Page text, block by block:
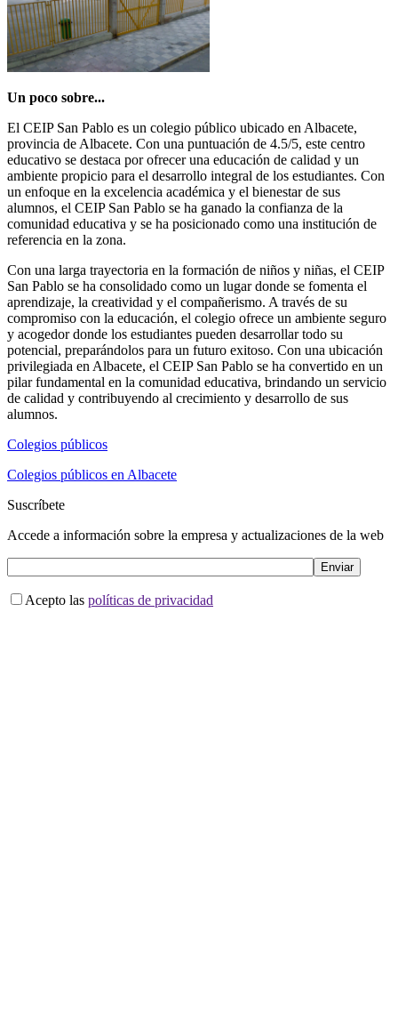
Un poco sobre...
El CEIP San Pablo es un colegio público ubicado en Albacete,
provincia de Albacete. Con una puntuación de 4.5/5, este centro
educativo se destaca por ofrecer una educación de calidad y un
ambiente propicio para el desarrollo integral de los estudiantes. Con
un enfoque en la excelencia académica y el bienestar de sus
alumnos, el CEIP San Pablo se ha ganado la confianza de la
comunidad educativa y se ha posicionado como una institución de
referencia en la zona.
Con una larga trayectoria en la formación de niños y niñas, el CEIP
San Pablo se ha consolidado como un lugar donde se fomenta el
aprendizaje, la creatividad y el compañerismo. A través de su
compromiso con la educación, el colegio ofrece un ambiente seguro
y acogedor donde los estudiantes pueden desarrollar todo su
potencial, preparándolos para un futuro exitoso. Con una ubicación
privilegiada en Albacete, el CEIP San Pablo se ha convertido en un
pilar fundamental en la comunidad educativa, brindando un servicio
de calidad y contribuyendo al crecimiento y desarrollo de sus
alumnos.
Colegios públicos
Colegios públicos en Albacete
Suscríbete
Accede a información sobre la empresa y actualizaciones de la web
Acepto las políticas de privacidad